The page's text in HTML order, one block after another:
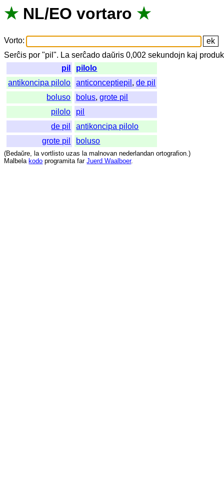
★ NL/EO vortaro ★
Vorto:
Serĉis por "pil". La serĉado daŭris 0,002sekundojn kaj
pil
pilolo
antikoncipa pilolo
anticonceptiepil ,de pil
boluso
bolus,grote pil
pilolo
pil
de pil
antikoncipa pilolo
grote pil
boluso
(Bedaŭre, la vortlisto uzas la malnovan nederlandan ortografion.)
Malbela kodo programita far Juerd Waalboer.